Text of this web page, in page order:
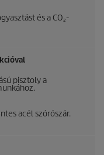
és a CO₂-
pisztoly a
acél szórószár.